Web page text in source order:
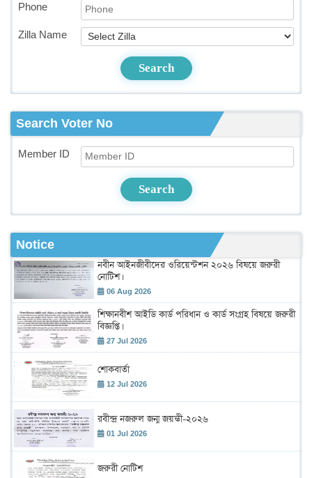
Phone
Zilla Name
Search
Search Voter No
Member ID
Search
Notice
নবীন আইনজীবীদের ওরিয়েন্টশন ২০২৬ বিষয়ে জরুরী
নোটিশ।
06 Aug 2026
শিক্ষানবীশ আইডি কার্ড পরিধান ও কার্ড সংগ্রহ বিষয়ে জরুরী
বিজ্ঞপ্তি।
27 Jul 2026
শোকবার্তা
12 Jul 2026
রবীন্দ্র নজরুল জন্ম জয়ন্তী-২০২৬
01 Jul 2026
জরুরী নোটিশ